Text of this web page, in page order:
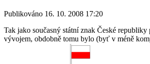
Publikováno 16. 10. 2008 17:20
Tak jako současný státní znak České republiky
vývojem, obdobně tomu bylo (byť v méně